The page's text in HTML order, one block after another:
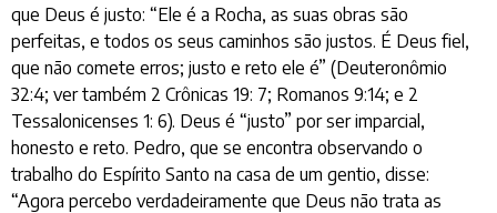
que Deus é justo: “Ele é a Rocha, as suas obras são
perfeitas, e todos os seus caminhos são justos. É Deus fiel,
que não comete erros; justo e reto ele é” (Deuteronômio
32:4; ver também 2 Crônicas 19: 7; Romanos 9:14; e 2
Tessalonicenses 1: 6). Deus é “justo” por ser imparcial,
honesto e reto. Pedro, que se encontra observando o
trabalho do Espírito Santo na casa de um gentio, disse:
“Agora percebo verdadeiramente que Deus não trata as